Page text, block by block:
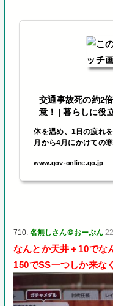
交通事故死の約2
意！ | 暮らしに役
体を温め、1日の疲れ
月から4月にかけての
要です。入浴中に溺れ
www.gov-online.go.jp
710:名無しさん＠おーぷん
なんとか天井＋10でな
150でSS一つしか来な